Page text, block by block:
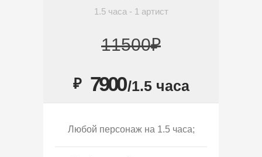
1.5 часа - 1 артист
11500₽
₽ 7900/1.5 часа
Любой персонаж на 1.5 часа;